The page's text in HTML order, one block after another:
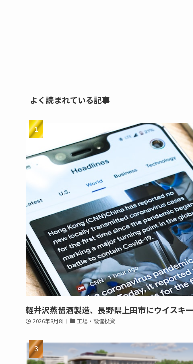
よく読まれている記事
軽井沢蒸留酒製造、長野県上田市にウイスキ
2026年8月8日 工場・設備投資